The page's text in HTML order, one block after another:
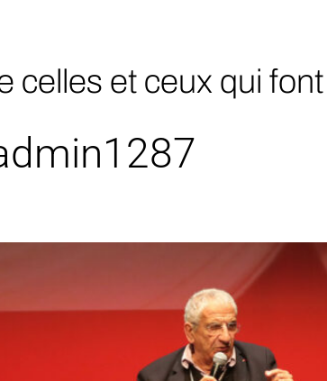
celles et ceux qui